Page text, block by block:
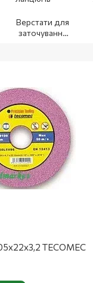
Верстати для
заточування
TECOMEC